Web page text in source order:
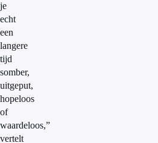
je
echt
een
langere
tijd
somber,
uitgeput,
hopeloos
of
waardeloos,”
vertelt